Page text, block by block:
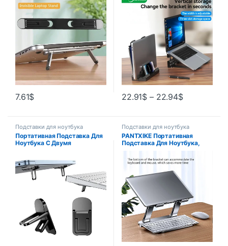
Для Ноутбука
7.61$
Телефона
22.91$ – 22.94$
Подставки для ноутбука
Портативная Подставка Для
Ноутбука С Двумя
Невидимый Дизайн.
Держатель Для Macbook….
Подставки для ноутбука
PANTXIKE Портативная
Подставка Для Ноутбука,
Складная Подставка Из
Алюминиевого Сплава Для
Macbook Air Pro 10-17